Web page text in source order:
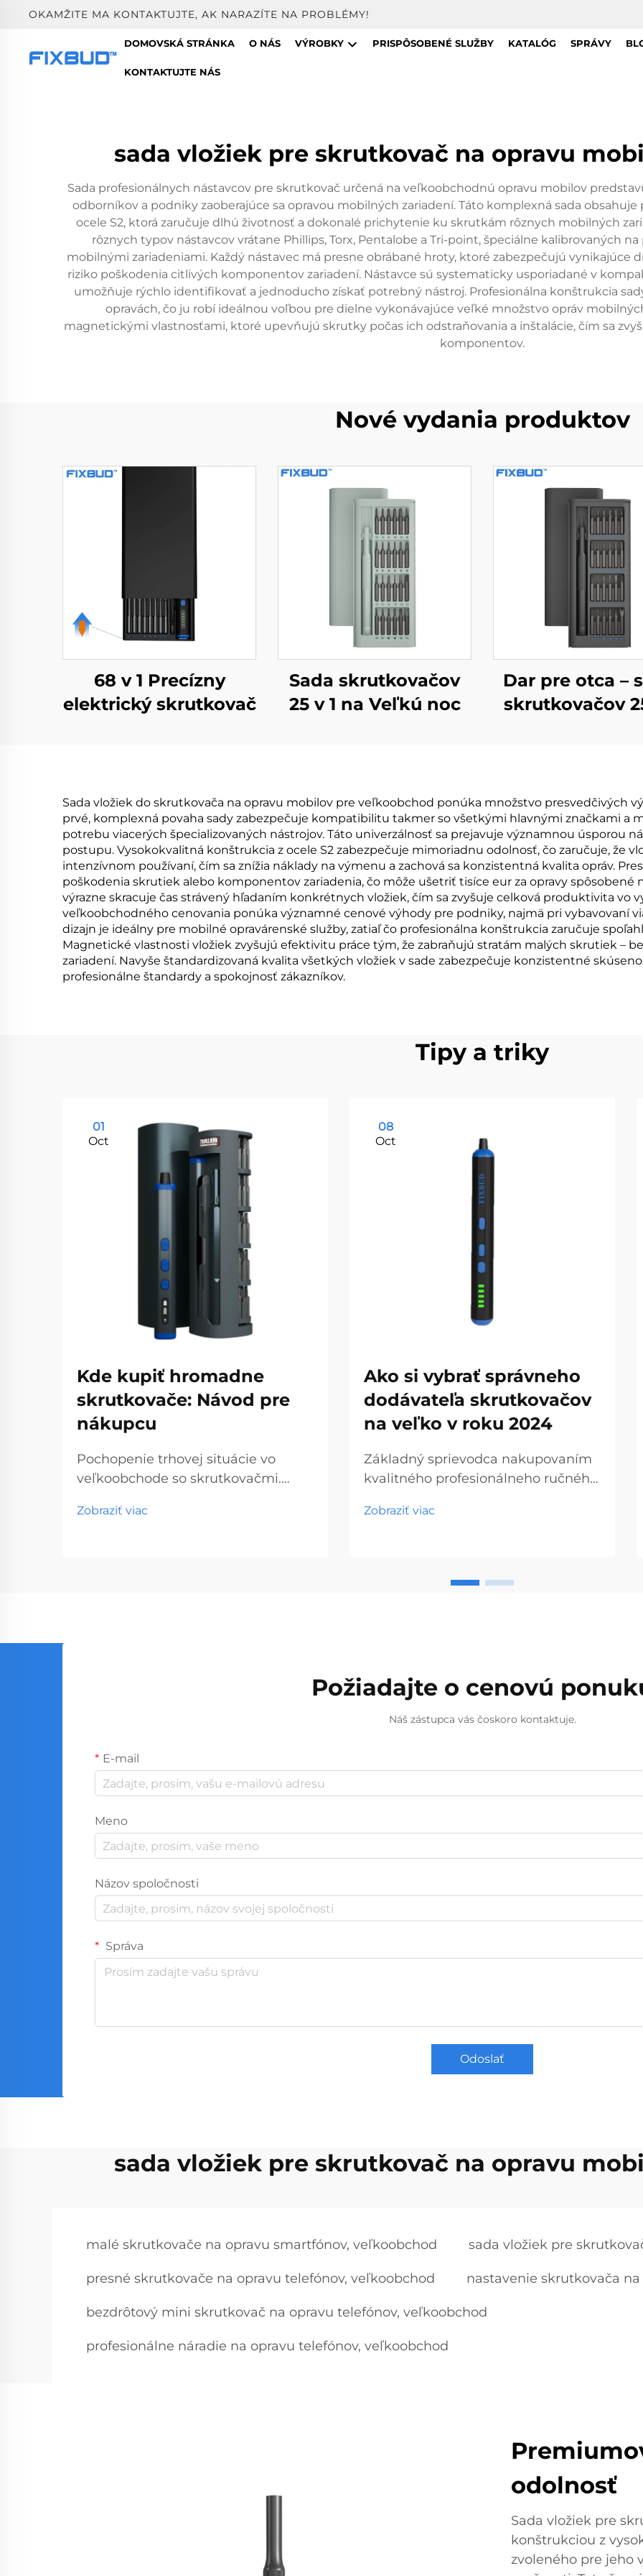
OKAMŽITE MA KONTAKTUJTE, AK NARAZÍTE NA PROBLÉMY!
DOMOVSKÁ STRÁNKA O NÁS VÝROBKY PRISPÔSOBENÉ SLUŽBY KATALÓG SPRÁVY
KONTAKTUJTE NÁS
sada vložiek pre skrutkovač na opravu
Sada profesionálnych nástavcov pre skrutkovač určená na veľkoobchodnú opravu mobilov
odborníkov a podniky zaoberajúce sa opravou mobilných zariadení. Táto komplexná sada
ocele S2, ktorá zaručuje dlhú životnosť a dokonalé prichytenie ku skrutkám rôznych mobilných
rôznych typov nástavcov vrátane Phillips, Torx, Pentalobe a Tri-point, špeciálne kalibrovaných
mobilnými zariadeniami. Každý nástavec má presne obrábané hroty, ktoré zabezpečujú vynikajúce
riziko poškodenia citlivých komponentov zariadení. Nástavce sú systematicky usporiadané v
umožňuje rýchlo identifikovať a jednoducho získať potrebný nástroj. Profesionálna konštrukcia
opravách, čo ju robí ideálnou voľbou pre dielne vykonávajúce veľké množstvo opráv
magnetickými vlastnosťami, ktoré upevňujú skrutky počas ich odstraňovania a inštalácie, čím sa
komponentov.
Nové vydania produktov
68 v 1 Precízny
elektrický skrutkovač
Sada skrutkovačov
25 v 1 na Veľkú noc
Dar pre otca –
skrutkovačov
Sada vložiek do skrutkovača na opravu mobilov pre veľkoobchod ponúka množstvo presvedčivých
prvé, komplexná povaha sady zabezpečuje kompatibilitu takmer so všetkými hlavnými značkami a
potrebu viacerých špecializovaných nástrojov. Táto univerzálnosť sa prejavuje významnou úsporou
postupu. Vysokokvalitná konštrukcia z ocele S2 zabezpečuje mimoriadnu odolnosť, čo zaručuje, že
intenzívnom používaní, čím sa znížia náklady na výmenu a zachová sa konzistentná kvalita opráv.
poškodenia skrutiek alebo komponentov zariadenia, čo môže ušetriť tisíce eur za opravy spôsobené
výrazne skracuje čas strávený hľadaním konkrétnych vložiek, čím sa zvyšuje celková produktivita vo
veľkoobchodného cenovania ponúka významné cenové výhody pre podniky, najmä pri vybavovaní
dizajn je ideálny pre mobilné opravárenské služby, zatiaľ čo profesionálna konštrukcia zaručuje
Magnetické vlastnosti vložiek zvyšujú efektivitu práce tým, že zabraňujú stratám malých skrutiek –
zariadení. Navyše štandardizovaná kvalita všetkých vložiek v sade zabezpečuje konzistentné
profesionálne štandardy a spokojnosť zákazníkov.
Tipy a triky
01
Oct
Kde kupiť hromadne
skrutkovače: Návod pre
nákupcu
Pochopenie trhovej situácie vo
veľkoobchode so skrutkovačmi.
predstavuje kľúčový segment
Zobraziť viac
08
Oct
Ako si vybrať správneho
dodávateľa skrutkovačov
na veľko v roku 2024
Základný sprievodca nakupovaním
kvalitného profesionálneho ručného
oblasti stavebníctva a výroby sa
Zobraziť viac
Požiadajte o cenovú
Náš zástupca vás čoskoro kontaktuje.
E-mail
Meno
Názov spoločnosti
Správa
Odoslať
sada vložiek pre skrutkovač na opravu
malé skrutkovače na opravu smartfónov, veľkoobchod sada vložiek pre
presné skrutkovače na opravu telefónov, veľkoobchod nastavenie skrutkovača
bezdrôtový mini skrutkovač na opravu telefónov, veľkoobchod
profesionálne náradie na opravu telefónov, veľkoobchod
odolnosť
Sada vložiek pre
konštrukciou z
zvoleného pre jeho